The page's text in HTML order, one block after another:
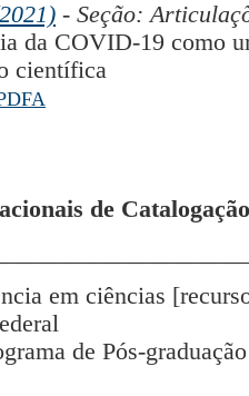
- Seção:
da COVID-19 como
científica
de
em ciências
de Pós-